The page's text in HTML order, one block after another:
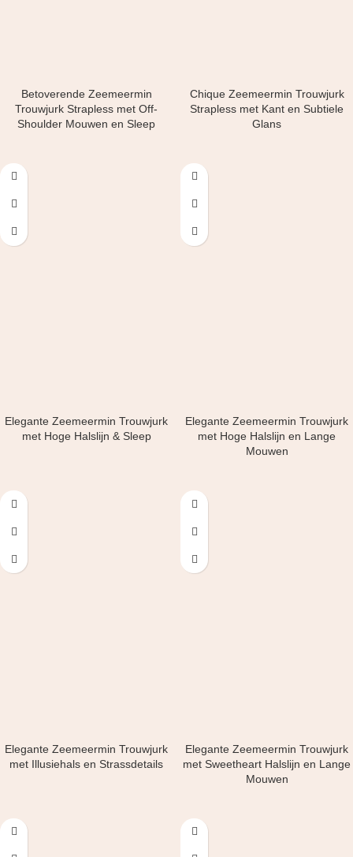
Betoverende Zeemeermin
Trouwjurk Strapless met Off-
Shoulder Mouwen en Sleep
Chique Zeemeermin Trouwjurk
Strapless met Kant en Subtiele
Glans
Elegante Zeemeermin Trouwjurk
met Hoge Halslijn & Sleep
Elegante Zeemeermin Trouwjurk
met Hoge Halslijn en Lange
Mouwen
Elegante Zeemeermin Trouwjurk
met Illusiehals en Strassdetails
Elegante Zeemeermin Trouwjurk
met Sweetheart Halslijn en Lange
Mouwen